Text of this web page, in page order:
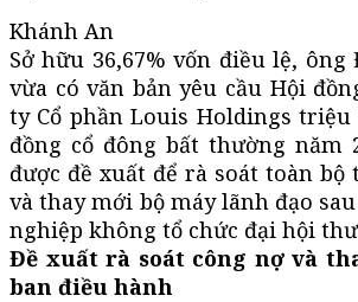
Khánh An
Sở hữu 36,67% vốn điều lệ,
vừa có văn bản yêu cầu Hội
ty Cổ phần Louis Holdings
đồng cổ đông bất thường năm
được đề xuất để rà soát toàn bộ
và thay mới bộ máy lãnh đạo
nghiệp không tổ chức đại hội
Đề xuất rà soát công nợ và
ban điều hành